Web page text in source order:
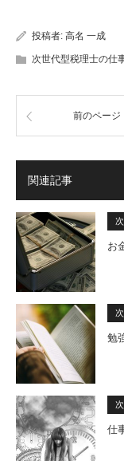
投稿者: 高名 一成
次世代型税理士の仕
前のページ
関連記事
お
勉
仕